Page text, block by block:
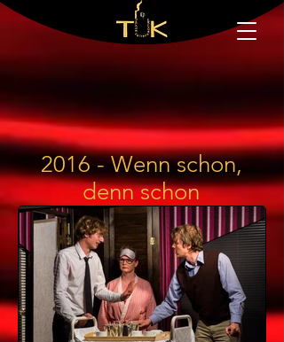
2016 - Wenn schon,
denn schon